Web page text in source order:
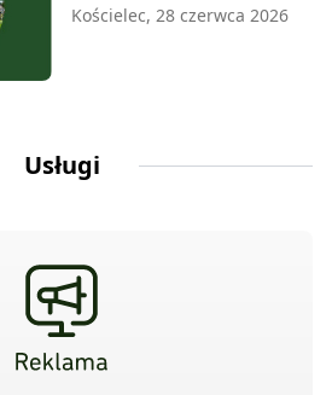
Kościelec, 28 czerwca 2026
Usługi